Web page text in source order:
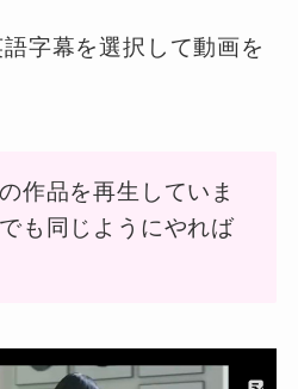
字幕を選択して動画を
作品を再生していま
も同じようにやれば